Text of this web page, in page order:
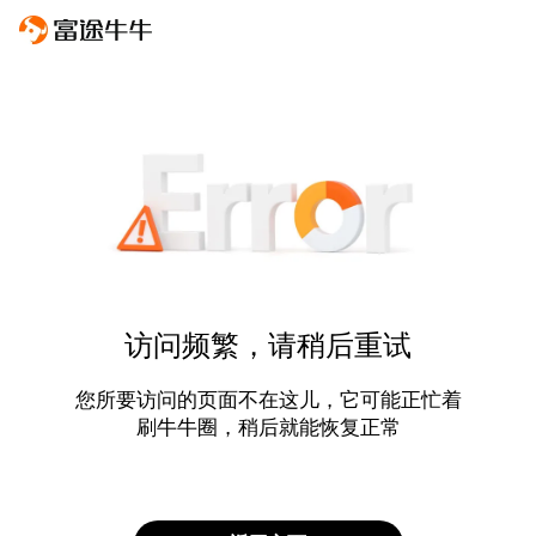
访问频繁，请稍后重试
您所要访问的页面不在这儿，它可能正忙着
刷牛牛圈，稍后就能恢复正常